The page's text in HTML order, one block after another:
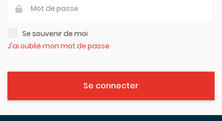
Se souvenir de moi
J'ai oublié mon mot de passe
Se connecter